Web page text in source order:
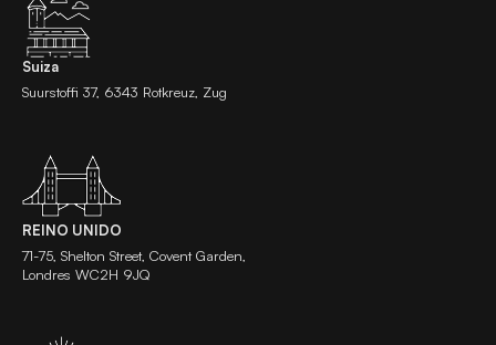
Suiza
Suurstoffi 37, 6343 Rotkreuz, Zug
REINO UNIDO
71-75, Shelton Street, Covent Garden,
Londres WC2H 9JQ